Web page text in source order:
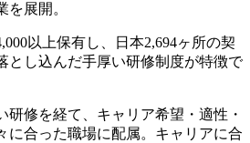
を展開。
以上保有し、
日本2,694ヶ所の契
とし込んだ手厚い研修制度が特徴で
研修を経て、キャリア希望・適性・
合った職場に配属。 キャリアに合